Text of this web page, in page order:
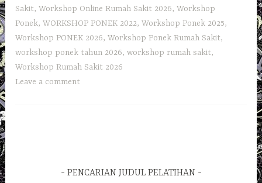
Sakit,Workshop Online Rumah Sakit 2026,Workshop
Ponek,WORKSHOP PONEK 2022,Workshop Ponek 2025,
Workshop PONEK 2026,Workshop Ponek Rumah Sakit,
workshop ponek tahun 2026,workshop rumah sakit,
Workshop Rumah Sakit 2026
Leave a comment
PENCARIAN JUDUL PELATIHAN